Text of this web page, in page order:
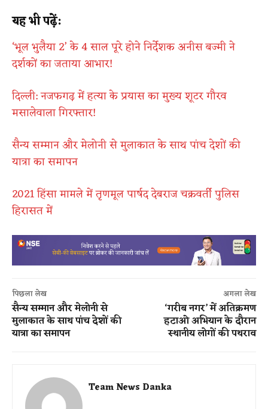
यह भी पढ़ें:
‘भूल भुलैया 2’ के 4 साल पूरे होने निर्देशक अनीस बज्मी ने
दर्शकों का जताया आभार!
दिल्ली: नजफगढ़ में हत्या के प्रयास का मुख्य शूटर गौरव
मसालेवाला गिरफ्तार!
सैन्य सम्मान और मेलोनी से मुलाकात के साथ पांच देशों की
यात्रा का समापन
2021 हिंसा मामले में तृणमूल पार्षद देबराज चक्रवर्ती पुलिस
हिरासत में
पिछला लेख
सैन्य सम्मान और मेलोनी से
मुलाकात के साथ पांच देशों की
यात्रा का समापन
अगला लेख
‘गरीब नगर’ में अतिक्रमण
हटाओ अभियान के दौरान
स्थानीय लोगों की पथराव
Team News Danka